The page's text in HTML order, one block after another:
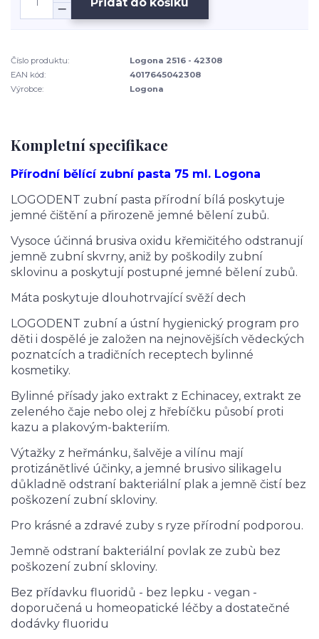
Číslo produktu:
Logona 2516 - 42308
EAN kód:
4017645042308
Výrobce:
Logona
Kompletní specifikace
Přírodní bělící zubní pasta 75 ml. Logona
LOGODENT zubní pasta přírodní bílá poskytuje
jemné čištění a přirozeně jemné bělení zubů.
Vysoce účinná brusiva oxidu křemičitého odstranují
jemně zubní skvrny, aniž by poškodily zubní
sklovinu a poskytují postupné jemné bělení zubů.
Máta poskytuje dlouhotrvající svěží dech
LOGODENT zubní a ústní hygienický program pro
děti i dospělé je založen na nejnovějších vědeckých
poznatcích a tradičních receptech bylinné
kosmetiky.
Bylinné přísady jako extrakt z Echinacey, extrakt ze
zeleného čaje nebo olej z hřebíčku působí proti
kazu a plakovým-bakteriím.
Výtažky z heřmánku, šalvěje a vilínu mají
protizánětlivé účinky, a jemné brusivo silikagelu
důkladně odstraní bakteriální plak a jemně čistí bez
poškození zubní skloviny.
Pro krásné a zdravé zuby s ryze přírodní podporou.
Jemně odstraní bakteriální povlak ze zubù bez
poškození zubní skloviny.
Bez přídavku fluoridů - bez lepku - vegan -
doporučená u homeopatické léčby a dostatečné
dodávky fluoridu